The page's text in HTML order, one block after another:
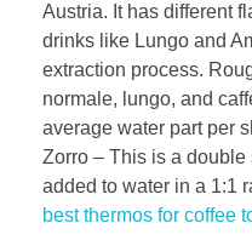
Austria. It has different
drinks like Lungo and
extraction process.
normale, lungo, and
average water part per
Zorro – This is a
added to water in a 1:1
best thermos for coffee